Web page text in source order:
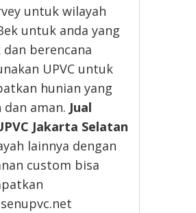
untuk wilayah
untuk anda yang
berencana
UPVC untuk
hunian yang
dan aman. Jual
Jakarta Selatan
lainnya dengan
custom bisa